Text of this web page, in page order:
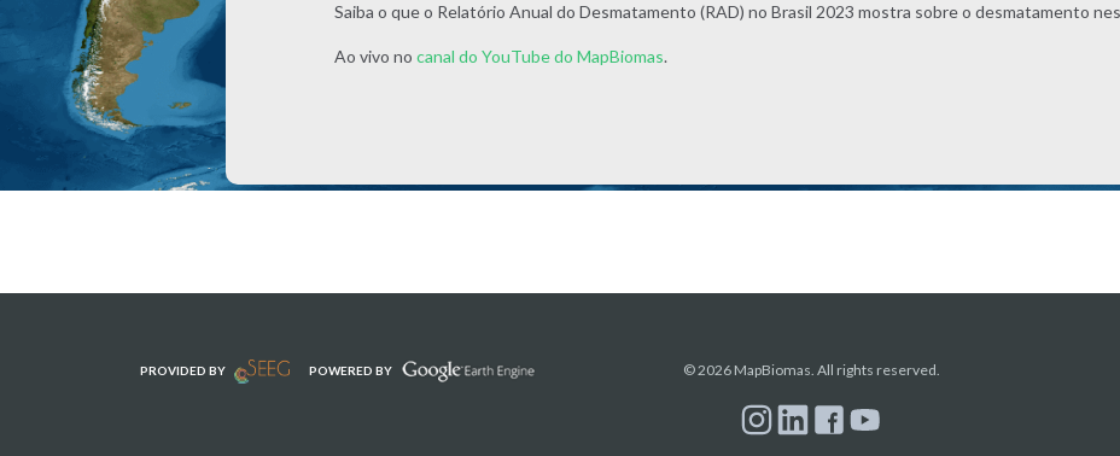
Saiba o que o Relatório Anual do Desmatamento (RAD) no Brasil 2023 mostra sobre o desmatamento
Ao vivo no canal do YouTube do MapBiomas.
PROVIDED BY POWERED BY © 2026 MapBiomas. All rights reserved.